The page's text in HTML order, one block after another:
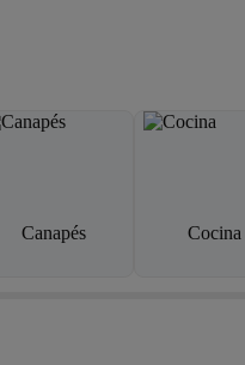
Canapés Cocina